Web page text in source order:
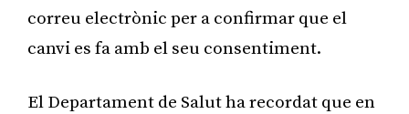
correu electrònic per a confirmar que el
canvi es fa amb el seu consentiment.
El Departament de Salut ha recordat que en